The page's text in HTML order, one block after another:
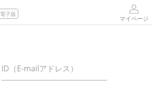
電子版
マイページ
ID（E-mailアドレス）